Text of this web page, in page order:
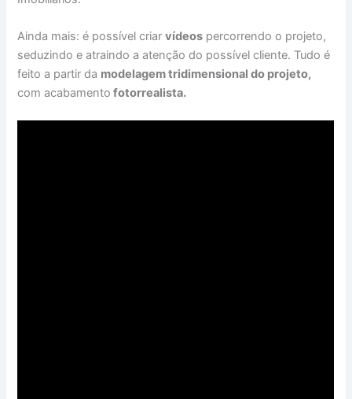
Ainda mais: é possível criarvídeos percorrendo o projeto,
seduzindo e atraindo a atenção do possível cliente. Tudo é
feito a partir da modelagem tridimensional do projeto,
com acabamento fotorrealista.